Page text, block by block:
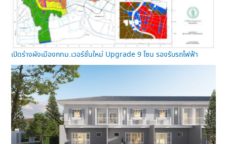
เปิดร่างผังเมืองกทม.เวอร์ชั่นใหม่ Upgrade 9 โซน รองรับรถไฟฟ้า